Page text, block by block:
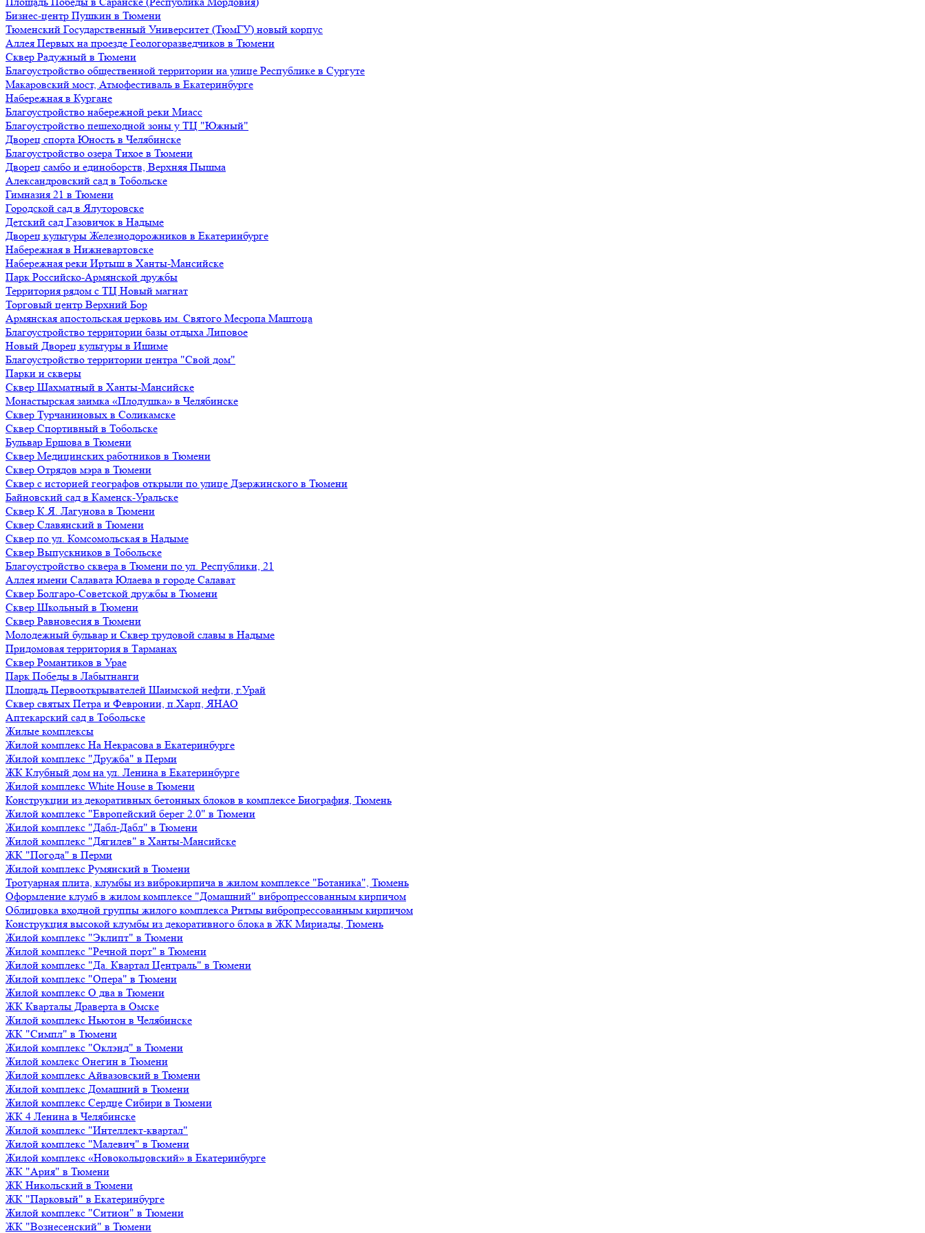
Бизнес-центр Пушкин в Тюмени
Тюменский Государственный Университет (ТюмГУ) новый корпус
Аллея Первых на проезде Геологоразведчиков в Тюмени
Сквер Радужный в Тюмени
Благоустройство общественной территории на улице Республике в Сургуте
Макаровский мост, Атмофестиваль в Екатеринбурге
Набережная в Кургане
Благоустройство набережной реки Миасс
Благоустройство пешеходной зоны у ТЦ "Южный"
Дворец спорта Юность в Челябинске
Благоустройство озера Тихое в Тюмени
Дворец самбо и единоборств, Верхняя Пышма
Александровский сад в Тобольске
Гимназия 21 в Тюмени
Городской сад в Ялуторовске
Детский сад Газовичок в Надыме
Дворец культуры Железнодорожников в Екатеринбурге
Набережная в Нижневартовске
Набережная реки Иртыш в Ханты-Мансийске
Парк Российско-Армянской дружбы
Территория рядом с ТЦ Новый магнат
Торговый центр Верхний Бор
Армянская апостольская церковь им. Святого Месропа Маштоца
Благоустройство территории базы отдыха Липовое
Нoвый Двoрeц культуры в Ишимe
Благоустройство территории центра "Свой дом"
Парки и скверы
Сквер Шахматный в Ханты-Мансийске
Монастырская заимка «Плодушка» в Челябинске
Сквер Турчаниновых в Соликамске
Сквер Спортивный в Тобольске
Бульвар Ершова в Тюмени
Сквер Медицинских работников в Тюмени
Сквер Отрядов мэра в Тюмени
Сквер с историей географов открыли по улице Дзержинского в Тюмени
Байновский сад в Каменск-Уральске
Сквер К.Я. Лагунова в Тюмени
Сквер Славянский в Тюмени
Сквер по ул. Комсомольская в Надыме
Сквер Выпускников в Тобольске
Благоустройство сквера в Тюмени по ул. Республики, 21
Аллея имени Салавата Юлаева в городе Салават
Сквер Болгаро-Советской дружбы в Тюмени
Сквер Школьный в Тюмени
Сквер Равновесия в Тюмени
Молодежный бульвар и Сквер трудовой славы в Надыме
Придомовая территория в Тарманах
Сквер Романтиков в Урае
Парк Победы в Лабытнанги
Площадь Первооткрывателей Шаимской нефти, г.Урай
Сквер святых Петра и Февронии, п.Харп, ЯНАО
Аптекарский сад в Тобольске
Жилые комплексы
Жилой комплекс На Некрасова в Екатеринбурге
Жилой комплекс "Дружба" в Перми
ЖК Клубный дом на ул. Ленина в Екатеринбурге
Жилой комплекс White House в Тюмени
Конструкции из декоративных бетонных блоков в комплексе Биография, Тюмень
Жилой комплекс "Европейский берег 2.0" в Тюмени
Жилой комплекс "Дабл-Дабл" в Тюмени
Жилой комплекс "Дягилев" в Ханты-Мансийске
ЖК "Погода" в Перми
Жилой комплекс Румянский в Тюмени
Тротуарная плита, клумбы из виброкирпича в жилом комплексе "Ботаника", Тюмень
Оформление клумб в жилом комплексе "Домашний" вибропрессованным кирпичом
Облицовка входной группы жилого комплекса Ритмы вибропрессованным кирпичом
Конструкция высокой клумбы из декоративного блока в ЖК Мириады, Тюмень
Жилой комплекс "Эклипт" в Тюмени
Жилой комплекс "Речной порт" в Тюмени
Жилой комплекс "Да. Квартал Централь" в Тюмени
Жилой комплекс "Опера" в Тюмени
Жилой комплекс О два в Тюмени
ЖК Кварталы Драверта в Омске
Жилой комплекс Ньютон в Челябинске
ЖК "Симпл" в Тюмени
Жилой комплекс "Оклэнд" в Тюмени
Жилой комлекс Онегин в Тюмени
Жилой комплекс Айвазовский в Тюмени
Жилой комплекс Домашний в Тюмени
Жилой комплекс Сердце Сибири в Тюмени
ЖК 4 Ленина в Челябинске
Жилой комплекс "Интеллект-квартал"
Жилой комплекс "Малевич" в Тюмени
Жилой комплекс «Новокольцовский» в Екатеринбурге
ЖК "Ария" в Тюмени
ЖК Никольский в Тюмени
ЖК "Парковый" в Екатеринбурге
Жилой комплекс "Ситион" в Тюмени
ЖК "Вознесенский" в Тюмени